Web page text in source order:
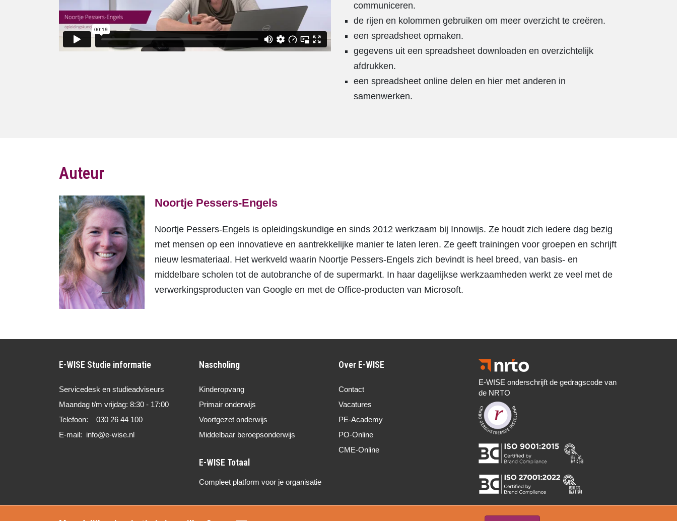
communiceren.
de rijen en kolommen gebruiken om meer overzicht te creëren.
een spreadsheet opmaken.
gegevens uit een spreadsheet downloaden en overzichtelijk
afdrukken.
een spreadsheet online delen en hier met anderen in
samenwerken.
Auteur
Noortje Pessers-Engels
Noortje Pessers-Engels is opleidingskundige en sinds 2012 werkzaam bij Innowijs. Ze houdt zich iedere dag bezig
met mensen op een innovatieve en aantrekkelijke manier te laten leren. Ze geeft trainingen voor groepen en schrijft
nieuw lesmateriaal. Het werkveld waarin Noortje Pessers-Engels zich bevindt is heel breed, van basis- en
middelbare scholen tot de autobranche of de supermarkt. In haar dagelijkse werkzaamheden werkt ze veel met de
verwerkingsproducten van Google en met de Office-producten van Microsoft.
E-WISE Studie informatie
Servicedesk en studieadviseurs
Maandag t/m vrijdag: 8:30 - 17:00
Telefoon: 030 26 44 100
E-mail: info@e-wise.nl
Nascholing
Kinderopvang
Primair onderwijs
Voortgezet onderwijs
Middelbaar beroepsonderwijs
Compleet platform voor je organisatie
Over E-WISE
Contact
Vacatures
PE-Academy
PO-Online
CME-Online
E-WISE onderschrijft de gedragscode van
de NRTO